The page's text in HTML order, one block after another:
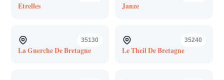
Etrelles Janze
35130
La Guerche De Bretagne
35240
Le Theil De Bretagne